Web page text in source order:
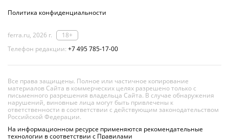
Политика конфиденциальности
ferra.ru, 2026 г.
18+
Телефон редакции: +7 495 785-17-00
Все права защищены. Полное или частичное копирование
материалов Сайта в коммерческих целях разрешено только с
письменного разрешения владельца Сайта. В случае обнаружения
нарушений, виновные лица могут быть привлечены к
ответственности в соответствии с действующим законодательством
Российской Федерации.
На информационном ресурсе применяются рекомендательные
технологии в соответствии с Правилами